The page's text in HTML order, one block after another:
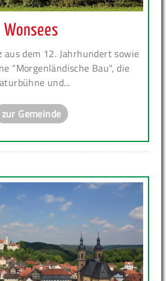
Wonsees
dem 12. Jahrhundert sowie
"Morgenländische Bau", die
und...
zur Gemeinde